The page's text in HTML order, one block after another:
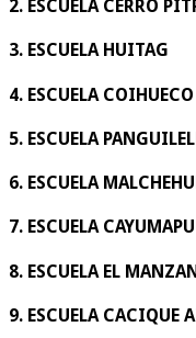
2. ESCUELA CERRO
3. ESCUELA HUITAG
4. ESCUELA COIHUECO
5. ESCUELA
6. ESCUELA
7. ESCUELA CAYUMAPU
8. ESCUELA EL
9. ESCUELA CACIQUE